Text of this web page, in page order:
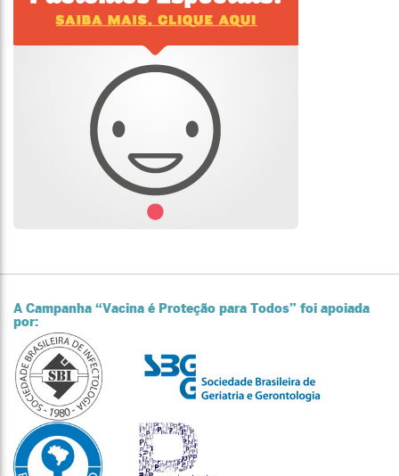
A Campanha “Vacina é Proteção para Todos” foi apoiada
por: